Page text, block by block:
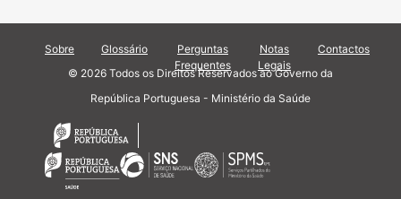
Sobre Glossário
Perguntas
Frequentes
Notas
Legais
Contactos
© 2026 Todos os Direitos Reservados ao Governo da
República Portuguesa - Ministério da Saúde